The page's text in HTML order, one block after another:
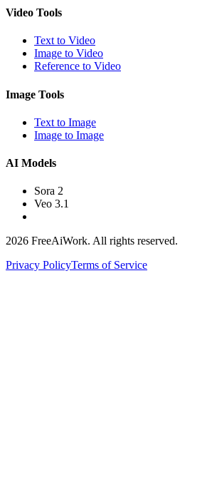
Video Tools
Text to Video
Image to Video
Reference to Video
Image Tools
Text to Image
Image to Image
AI Models
Sora 2
Veo 3.1
2026 FreeAiWork. All rights reserved.
Privacy PolicyTerms of Service